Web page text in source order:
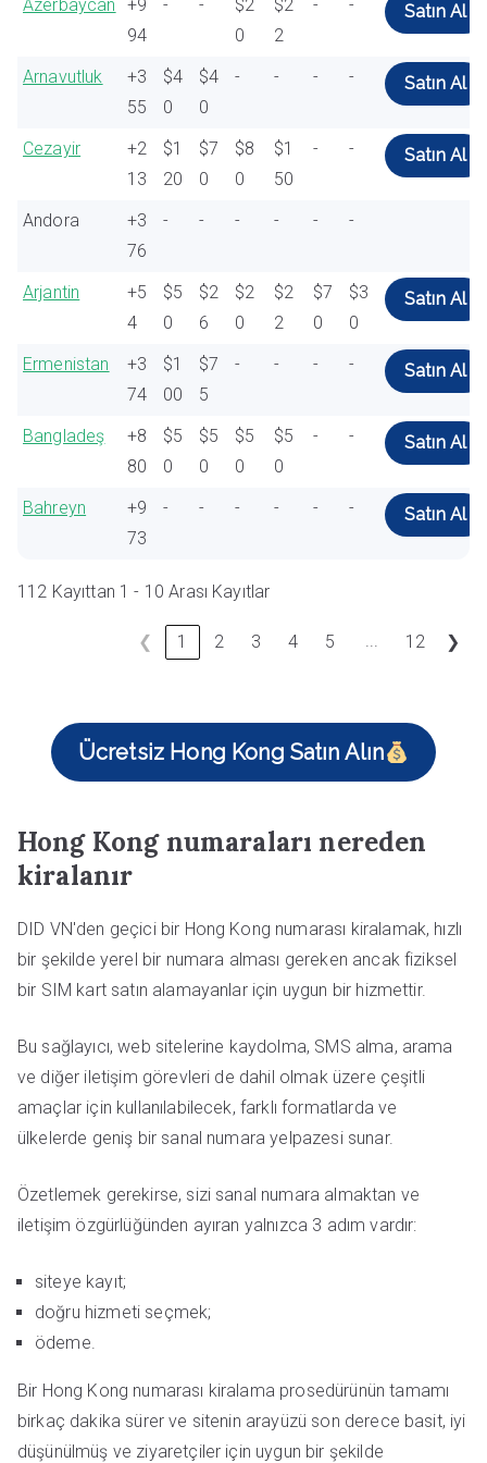
Azerbaycan
+9
94
- -
$2
0
$2
2
- - Satın Al
Arnavutluk
+3
55
$4
0
$4
0
- - - - Satın Al
Cezayir
+2
13
$1
20
$7
0
$8
0
$1
50
- - Satın Al
Andora
+3
76
- - - - - -
Arjantin
+5
4
$5
0
$2
6
$2
0
$2
2
$7
0
$3
0
Satın Al
Ermenistan
+3
74
$1
00
$7
5
- - - - Satın Al
Bangladeş
+8
80
$5
0
$5
0
$5
0
$5
0
- - Satın Al
Bahreyn
+9
73
- - - - - - Satın Al
112 Kayıttan 1 - 10 Arası Kayıtlar
❮ 1 2 3 4 5 ... 12 ❯
Ücretsiz Hong Kong Satın Alın
Hong Kong numaraları nereden
kiralanır
DID VN'den geçici bir Hong Kong numarası kiralamak, hızlı
bir şekilde yerel bir numara alması gereken ancak fiziksel
bir SIM kart satın alamayanlar için uygun bir hizmettir.
Bu sağlayıcı, web sitelerine kaydolma, SMS alma, arama
ve diğer iletişim görevleri de dahil olmak üzere çeşitli
amaçlar için kullanılabilecek, farklı formatlarda ve
ülkelerde geniş bir sanal numara yelpazesi sunar.
Özetlemek gerekirse, sizi sanal numara almaktan ve
iletişim özgürlüğünden ayıran yalnızca 3 adım vardır:
siteye kayıt;
doğru hizmeti seçmek;
ödeme.
Bir Hong Kong numarası kiralama prosedürünün tamamı
birkaç dakika sürer ve sitenin arayüzü son derece basit, iyi
düşünülmüş ve ziyaretçiler için uygun bir şekilde